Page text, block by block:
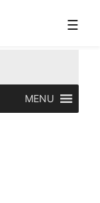
☰
MENU